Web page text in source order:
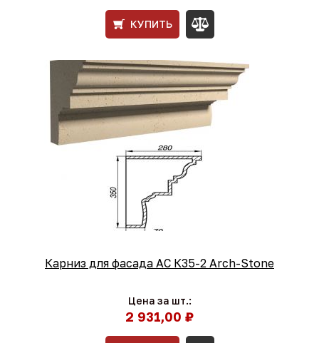
КУПИТЬ
Карниз для фасада АС К35-2 Arch-Stone
Цена за шт.:
2 931,00 ₽